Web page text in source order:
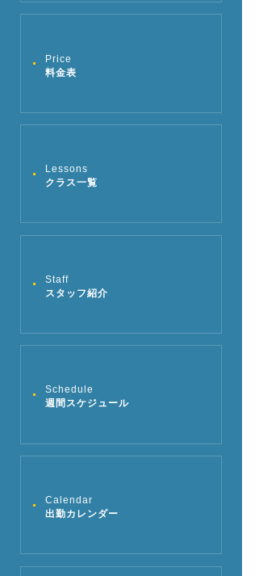
Price
料金表
Lessons
クラス一覧
Staff
スタッフ紹介
Schedule
週間スケジュール
Calendar
出勤カレンダー